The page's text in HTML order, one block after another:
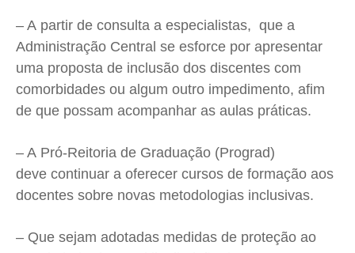
– A partir de consulta a especialistas, que a
Administração Central se esforce por apresentar
uma proposta de inclusão dos discentes com
comorbidades ou algum outro impedimento, afim
de que possam acompanhar as aulas práticas.
– A Pró-Reitoria de Graduação (Prograd)
deve continuar a oferecer cursos de formação aos
docentes sobre novas metodologias inclusivas.
– Que sejam adotadas medidas de proteção ao